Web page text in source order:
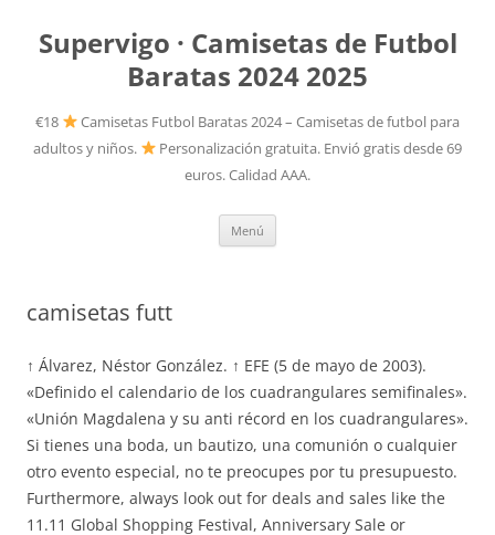
Supervigo · Camisetas de Futbol
Baratas 2024 2025
€18
Camisetas Futbol Baratas 2024 – Camisetas de futbol para
adultos y niños.
Personalización gratuita. Envió gratis desde 69
euros. Calidad AAA.
Menú
camisetas futt
↑ Álvarez, Néstor González. ↑ EFE (5 de mayo de 2003).
«Definido el calendario de los cuadrangulares semifinales».
«Unión Magdalena y su anti récord en los cuadrangulares».
Si tienes una boda, un bautizo, una comunión o cualquier
otro evento especial, no te preocupes por tu presupuesto.
Furthermore, always look out for deals and sales like the
11.11 Global Shopping Festival, Anniversary Sale or